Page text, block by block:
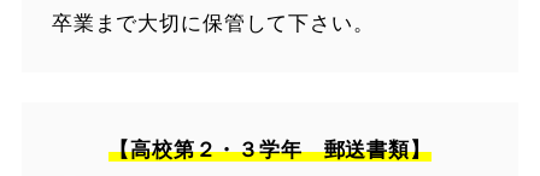
卒業まで大切に保管して下さい。
【高校第２・３学年 郵送書類】